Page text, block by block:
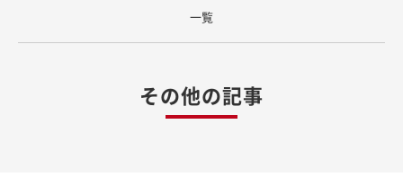
一覧
その他の記事